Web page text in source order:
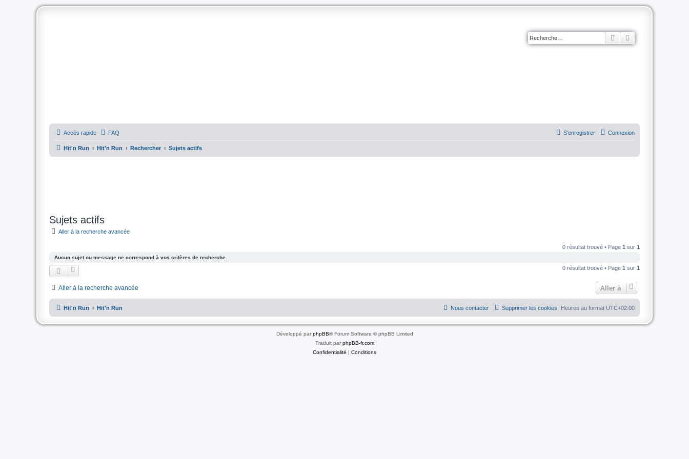
Rechercher
Accès rapide FAQ Connexion
S’enregistrer
Hit'n Run Hit'n Run Rechercher Sujets actifs
Sujets actifs
Aller à la recherche avancée
0 résultat trouvé • Page 1 sur 1
Aucun sujet ou message ne correspond à vos critères de recherche.
0 résultat trouvé • Page 1 sur 1
Aller à la recherche avancée Aller à
Hit'n Run Hit'n Run Heures au format UTC+02:00
Supprimer les cookies
Nous contacter
Développé parphpBB® Forum Software © phpBB Limited
Traduit parphpBB-fr.com
Confidentialité | Conditions